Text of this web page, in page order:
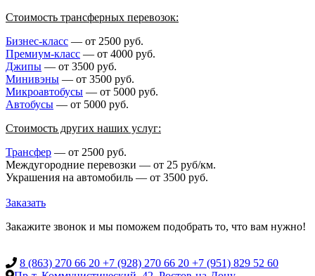
Стоимость трансферных перевозок:
Бизнес-класс — от 2500 руб.
Премиум-класс — от 4000 руб.
Джипы — от 3500 руб.
Минивэны — от 3500 руб.
Микроавтобусы — от 5000 руб.
Автобусы — от 5000 руб.
Стоимость других наших услуг:
Трансфер — от 2500 руб.
Междугородние перевозки — от 25 руб/км.
Украшения на автомобиль — от 3500 руб.
Заказать
Закажите звонок и мы поможем подобрать то, что вам нужно!
8 (863) 270 66 20 +7 (928) 270 66 20 +7 (951) 829 52 60